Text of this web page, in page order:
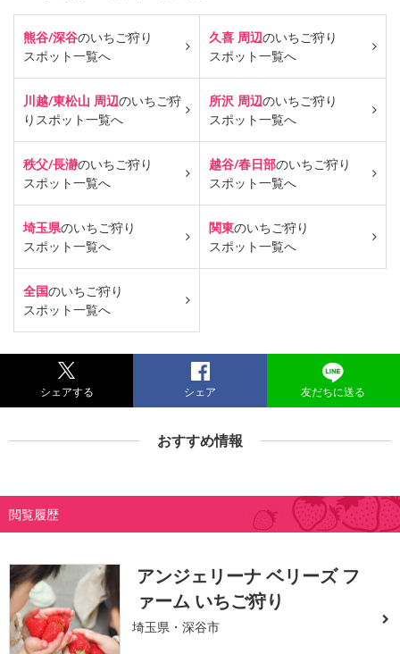
熊谷/深谷のいちご狩り
スポット一覧へ
久喜 周辺のいちご狩り
スポット一覧へ
川越/東松山 周辺のいちご狩
り スポット一覧へ
所沢 周辺のいちご狩り
スポット一覧へ
秩父/長瀞のいちご狩り
スポット一覧へ
越谷/春日部のいちご狩り
スポット一覧へ
埼玉県のいちご狩り
スポット一覧へ
関東のいちご狩り
スポット一覧へ
全国のいちご狩り
スポット一覧へ
シェアする シェア 友だちに送る
おすすめ情報
閲覧履歴
アンジェリーナ ベリーズ フ
ァーム いちご狩り
埼玉県・深谷市